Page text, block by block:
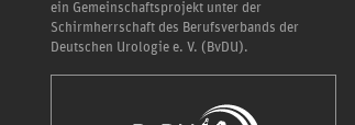
ein Gemeinschaftsprojekt unter der
Schirmherrschaft des Berufsverbands der
Deutschen Urologie e. V. (BvDU).